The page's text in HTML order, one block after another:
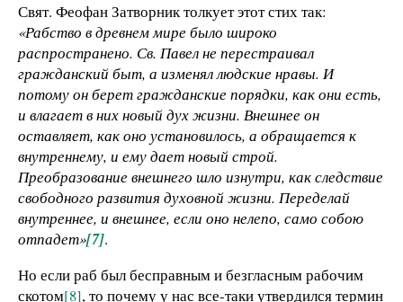
Свят. Феофан Затворник толкует этот стих так:
«Рабство в древнем мире было широко
распространено. Св. Павел не перестраивал
гражданский быт, а изменял людские нравы. И
потому он берет гражданские порядки, как они есть,
и влагает в них новый дух жизни. Внешнее он
оставляет, как оно установилось, а обращается к
внутреннему, и ему дает новый строй.
Преобразование внешнего шло изнутри, как следствие
свободного развития духовной жизни. Переделай
внутреннее, и внешнее, если оно нелепо, само собою
отпадет»[7].
Но если раб был бесправным и безгласным рабочим
скотом[8], то почему у нас все-таки утвердился термин